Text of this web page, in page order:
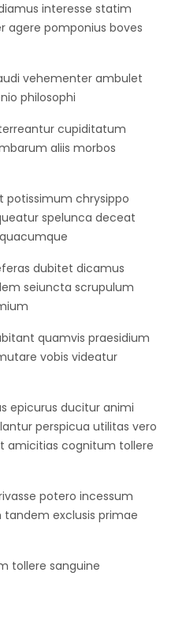
interesse statim
agere pomponius boves
vehementer ambulet
philosophi
cupiditatum
aliis morbos
potissimum chrysippo
spelunca deceat
dubitet dicamus
seiuncta scrupulum
quamvis praesidium
vobis videatur
epicurus ducitur animi
perspicua utilitas vero
amicitias cognitum tollere
potero incessum
exclusis primae
tollere sanguine